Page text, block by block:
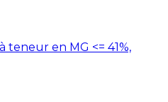
teneur en MG <= 41%,